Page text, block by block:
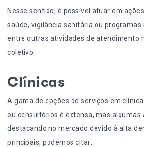
Nesse sentido, é possível atuar em
saúde, vigilância sanitária ou programas
entre outras atividades de atendimento
coletivo.
Clínicas
A gama de opções de serviços em
ou consultórios é extensa, mas algumas
destacando no mercado devido à alta
principais, podemos citar: